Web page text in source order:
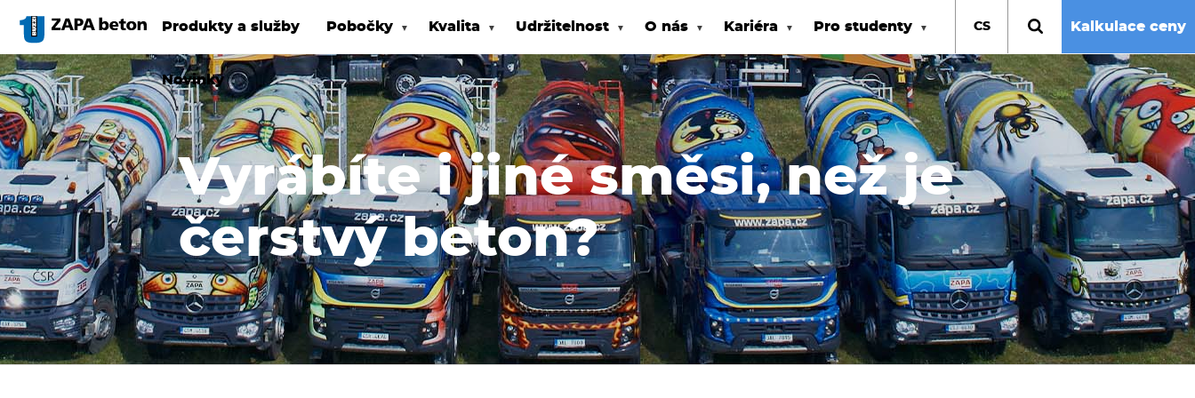
hlavnímu
obsahu
Produkty a služby Pobočky Kvalita Udržitelnost O nás Kariéra Pro studenty
Novinky
CS Kalkulace ceny
Vyrábíte i jiné směsi, než je
čerstvý beton?